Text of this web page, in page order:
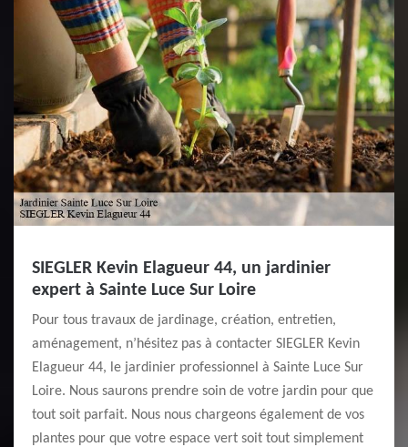
SIEGLER Kevin Elagueur 44, un jardinier
expert à Sainte Luce Sur Loire
Pour tous travaux de jardinage, création, entretien,
aménagement, n’hésitez pas à contacter SIEGLER Kevin
Elagueur 44, le jardinier professionnel à Sainte Luce Sur
Loire. Nous saurons prendre soin de votre jardin pour que
tout soit parfait. Nous nous chargeons également de vos
plantes pour que votre espace vert soit tout simplement